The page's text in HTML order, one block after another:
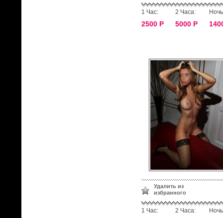
1 Час:
2500 Р
2 Часа:
5000 Р
Удалить из
избранного
1 Час: 2 Часа: